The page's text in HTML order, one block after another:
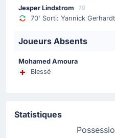
Carte jaune
Paredes (VfL
Adam Daghim
Adam Daghim
Jesper Lindstrom
19
70' Sorti: Yannick Gerhardt
Joueurs Absents
Mohamed Amoura
Blessé
Statistiques